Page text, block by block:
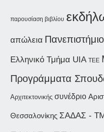
παρουσίαση βιβλίου
απώλεια
Ελληνικό Τμήμα UIA ΤΕΕ
Προγράμματα
Αρχιτεκτονικής συνέδριο
Θεσσαλονίκης ΣΑΔΑΣ -